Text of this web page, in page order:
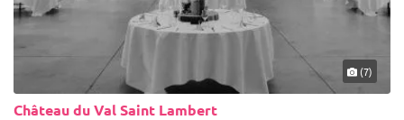
(7)
Château du Val Saint Lambert